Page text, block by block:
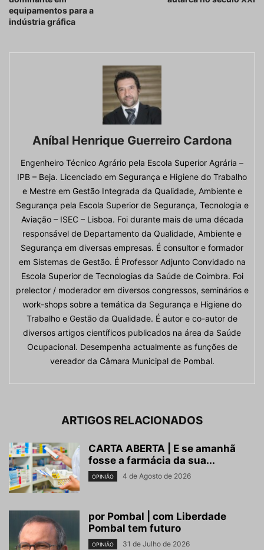
equipamentos para a
indústria gráfica
Aníbal Henrique Guerreiro Cardona
Engenheiro Técnico Agrário pela Escola Superior Agrária –
IPB – Beja. Licenciado em Segurança e Higiene do Trabalho
e Mestre em Gestão Integrada da Qualidade, Ambiente e
Segurança pela Escola Superior de Segurança, Tecnologia e
Aviação – ISEC – Lisboa. Foi durante mais de uma década
responsável de Departamento da Qualidade, Ambiente e
Segurança em diversas empresas. É consultor e formador
em Sistemas de Gestão. É Professor Adjunto Convidado na
Escola Superior de Tecnologias da Saúde de Coimbra. Foi
prelector / moderador em diversos congressos, seminários e
work-shops sobre a temática da Segurança e Higiene do
Trabalho e Gestão da Qualidade. É autor e co-autor de
diversos artigos científicos publicados na área da Saúde
Ocupacional. Desempenha actualmente as funções de
vereador da Câmara Municipal de Pombal.
ARTIGOS RELACIONADOS
CARTA ABERTA | E se amanhã
fosse a farmácia da sua...
OPINIÃO 4 de Agosto de 2026
por Pombal | com Liberdade
Pombal tem futuro
OPINIÃO 31 de Julho de 2026